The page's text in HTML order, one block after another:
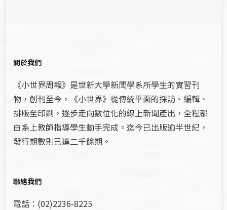
關於我們
《小世界周報》是世新大學新聞學系所學生的實習刊
物，創刊至今，《小世界》從傳統平面的採訪、編輯、
排版至印刷，逐步走向數位化的線上新聞產出，全程都
由系上教師指導學生動手完成。迄今已出版逾半世紀，
發行期數則已達二千餘期。
聯絡我們
電話：(02)2236-8225